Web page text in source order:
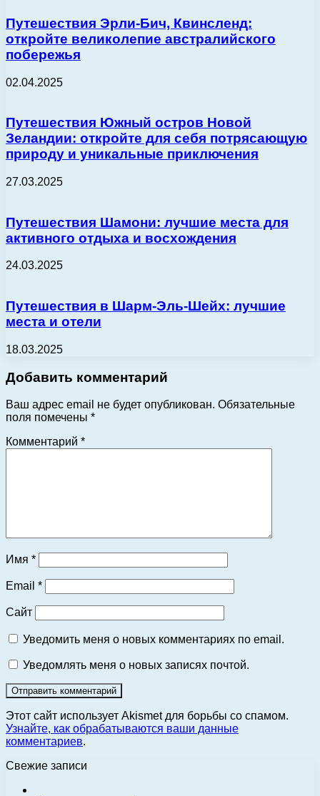
Путешествия Эрли-Бич, Квинсленд:
откройте великолепие австралийского
побережья
02.04.2025
Путешествия Южный остров Новой
Зеландии: откройте для себя потрясающую
природу и уникальные приключения
27.03.2025
Путешествия Шамони: лучшие места для
активного отдыха и восхождения
24.03.2025
Путешествия в Шарм-Эль-Шейх: лучшие
места и отели
18.03.2025
Добавить комментарий
Ваш адрес email не будет опубликован. Обязательные
поля помечены *
Комментарий *
Имя *
Email *
Сайт
Уведомить меня о новых комментариях по email.
Уведомлять меня о новых записях почтой.
Этот сайт использует Akismet для борьбы со спамом.
Узнайте, как обрабатываются ваши данные
комментариев.
Свежие записи